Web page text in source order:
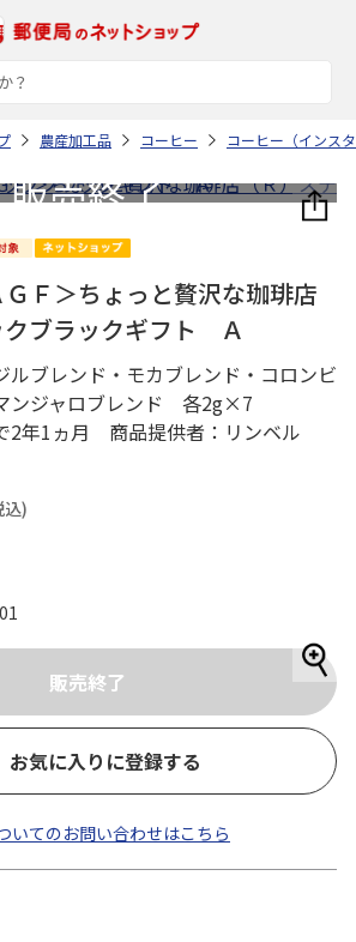
農産加工品 コーヒー コーヒー（インス
Ｆ＞ちょっと贅沢な珈琲店
クブラックギフト Ａ
ブレンド・モカブレンド・コロンビ
ンジャロブレンド 各2g×7
2年1ヵ月 商品提供者：リンベル
込)
お気に入りに登録する
いてのお問い合わせはこちら